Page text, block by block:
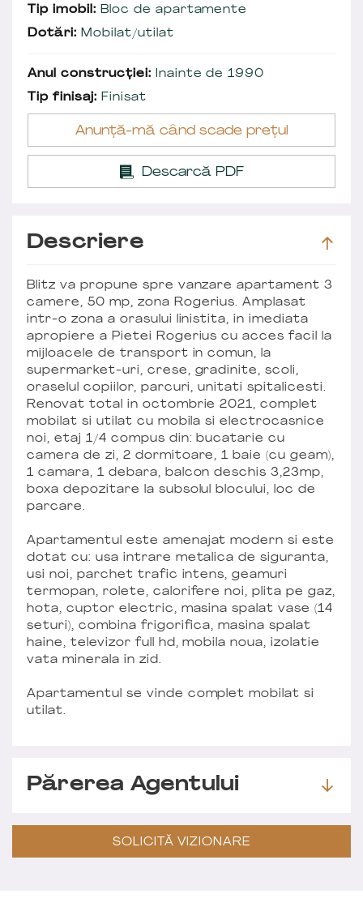
Tip imobil: Bloc de apartamente
Dotări: Mobilat/utilat
Anul construcției: Inainte de 1990
Tip finisaj: Finisat
Anunță-mă când scade prețul
Descarcă PDF
Descriere
Blitz va propune spre vanzare apartament 3
camere, 50 mp, zona Rogerius. Amplasat
intr-o zona a orasului linistita, in imediata
apropiere a Pietei Rogerius cu acces facil la
mijloacele de transport in comun, la
supermarket-uri, crese, gradinite, scoli,
oraselul copiilor, parcuri, unitati spitalicesti.
Renovat total in octombrie 2021, complet
mobilat si utilat cu mobila si electrocasnice
noi, etaj 1/4 compus din: bucatarie cu
camera de zi, 2 dormitoare, 1 baie (cu geam),
1 camara, 1 debara, balcon deschis 3,23mp,
boxa depozitare la subsolul blocului, loc de
parcare.
Apartamentul este amenajat modern si este
dotat cu: usa intrare metalica de siguranta,
usi noi, parchet trafic intens, geamuri
termopan, rolete, calorifere noi, plita pe gaz,
hota, cuptor electric, masina spalat vase (14
seturi), combina frigorifica, masina spalat
haine, televizor full hd, mobila noua, izolatie
vata minerala in zid.
Apartamentul se vinde complet mobilat si
utilat.
Părerea Agentului
SOLICITĂ VIZIONARE